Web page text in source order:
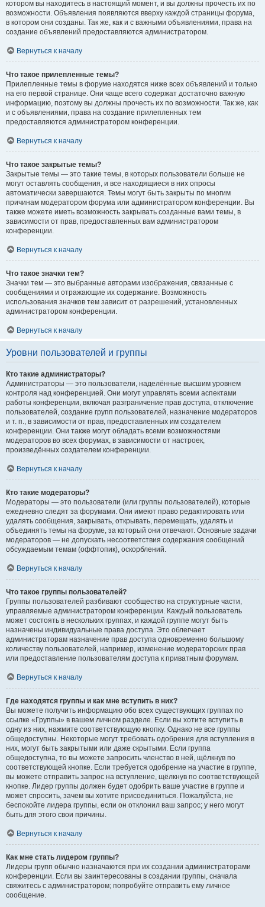
котором вы находитесь в настоящий момент, и вы должны прочесть их по
возможности. Объявления появляются вверху каждой страницы форума,
в котором они созданы. Так же, как и с важными объявлениями, права на
создание объявлений предоставляются администратором.
Вернуться к началу
Что такое прилепленные темы?
Прилепленные темы в форуме находятся ниже всех объявлений и только
на его первой странице. Они чаще всего содержат достаточно важную
информацию, поэтому вы должны прочесть их по возможности. Так же, как
и с объявлениями, права на создание прилепленных тем
предоставляются администратором конференции.
Вернуться к началу
Что такое закрытые темы?
Закрытые темы — это такие темы, в которых пользователи больше не
могут оставлять сообщения, и все находящиеся в них опросы
автоматически завершаются. Темы могут быть закрыты по многим
причинам модератором форума или администратором конференции. Вы
также можете иметь возможность закрывать созданные вами темы, в
зависимости от прав, предоставленных вам администратором
конференции.
Вернуться к началу
Что такое значки тем?
Значки тем — это выбранные авторами изображения, связанные с
сообщениями и отражающие их содержание. Возможность
использования значков тем зависит от разрешений, установленных
администратором конференции.
Вернуться к началу
Уровни пользователей и группы
Кто такие администраторы?
Администраторы — это пользователи, наделённые высшим уровнем
контроля над конференцией. Они могут управлять всеми аспектами
работы конференции, включая разграничение прав доступа, отключение
пользователей, создание групп пользователей, назначение модераторов
и т. п., в зависимости от прав, предоставленных им создателем
конференции. Они также могут обладать всеми возможностями
модераторов во всех форумах, в зависимости от настроек,
произведённых создателем конференции.
Вернуться к началу
Кто такие модераторы?
Модераторы — это пользователи (или группы пользователей), которые
ежедневно следят за форумами. Они имеют право редактировать или
удалять сообщения, закрывать, открывать, перемещать, удалять и
объединять темы на форуме, за который они отвечают. Основные задачи
модераторов — не допускать несоответствия содержания сообщений
обсуждаемым темам (оффтопик), оскорблений.
Вернуться к началу
Что такое группы пользователей?
Группы пользователей разбивают сообщество на структурные части,
управляемые администратором конференции. Каждый пользователь
может состоять в нескольких группах, и каждой группе могут быть
назначены индивидуальные права доступа. Это облегчает
администраторам назначение прав доступа одновременно большому
количеству пользователей, например, изменение модераторских прав
или предоставление пользователям доступа к приватным форумам.
Вернуться к началу
Где находятся группы и как мне вступить в них?
Вы можете получить информацию обо всех существующих группах по
ссылке «Группы» в вашем личном разделе. Если вы хотите вступить в
одну из них, нажмите соответствующую кнопку. Однако не все группы
общедоступны. Некоторые могут требовать одобрения для вступления в
них, могут быть закрытыми или даже скрытыми. Если группа
общедоступна, то вы можете запросить членство в ней, щёлкнув по
соответствующей кнопке. Если требуется одобрение на участие в группе,
вы можете отправить запрос на вступление, щёлкнув по соответствующей
кнопке. Лидер группы должен будет одобрить ваше участие в группе и
может спросить, зачем вы хотите присоединиться. Пожалуйста, не
беспокойте лидера группы, если он отклонил ваш запрос; у него могут
быть для этого свои причины.
Вернуться к началу
Как мне стать лидером группы?
Лидеры групп обычно назначаются при их создании администраторами
конференции. Если вы заинтересованы в создании группы, сначала
свяжитесь с администратором; попробуйте отправить ему личное
сообщение.